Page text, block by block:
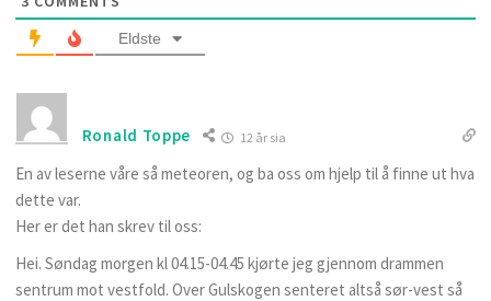
Eldste
Ronald Toppe 12 år sia
En av leserne våre så meteoren, og ba oss om hjelp til å finne ut hva
dette var.
Her er det han skrev til oss:
Hei. Søndag morgen kl 04.15-04.45 kjørte jeg gjennom drammen
sentrum mot vestfold. Over Gulskogen senteret altså sør-vest så